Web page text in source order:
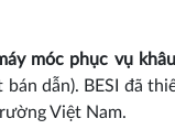
móc phục vụ
dẫn). BESI đã
Việt Nam.